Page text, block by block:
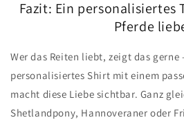
Fazit: Ein personalisiertes
Pferde
Wer das Reiten liebt, zeigt das gerne
personalisiertes Shirt mit einem
macht diese Liebe sichtbar. Ganz
Shetlandpony, Hannoveraner oder